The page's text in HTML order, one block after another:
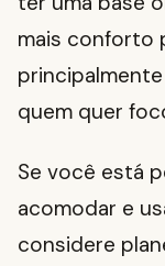
mais conforto
quem quer
Se você está
acomodar e
considere